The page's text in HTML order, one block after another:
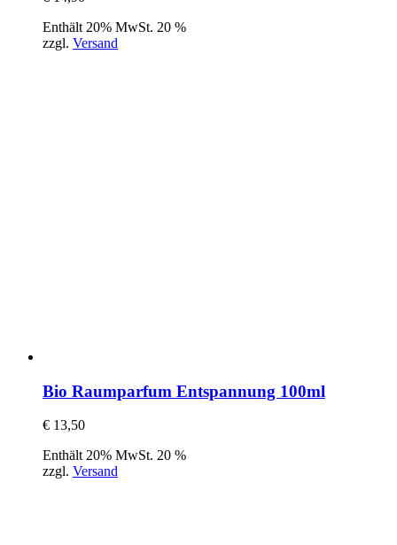
Enthält 20% MwSt. 20 %
zzgl. Versand
Bio Raumparfum Entspannung 100ml
€ 13,50
Enthält 20% MwSt. 20 %
zzgl. Versand